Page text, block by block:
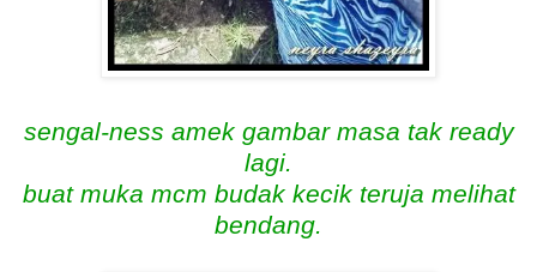
sengal-ness amek gambar masa tak ready
lagi.
buat muka mcm budak kecik teruja melihat
bendang.